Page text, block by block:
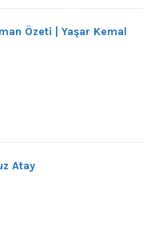
Özeti | Yaşar Kemal
Atay